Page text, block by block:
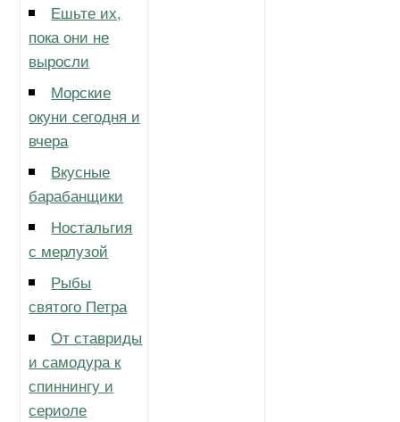
Ешьте их,
пока они не
выросли
Морские
окуни сегодня и
вчера
Вкусные
барабанщики
Ностальгия
с мерлузой
Рыбы
святого Петра
От ставриды
и самодура к
спиннингу и
сериоле